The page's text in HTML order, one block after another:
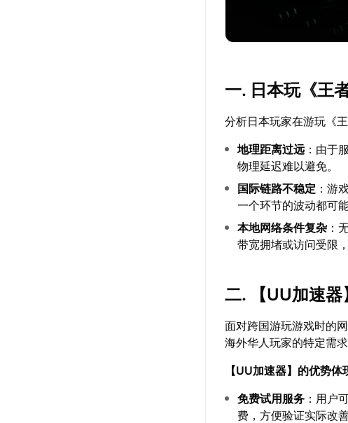
一. 日本玩《王
分析日本玩家在游玩《
地理距离过远 ：由于
物理延迟难以避免。
国际链路不稳定 ：游
一个环节的波动都可
本地网络条件复杂 ：
带宽拥堵或访问受限
二. 【UU加速器
面对跨国游玩游戏时的
海外华人玩家的特定需
【UU加速器】的优势体
免费试用服务 ：用户
费，方便验证实际改善